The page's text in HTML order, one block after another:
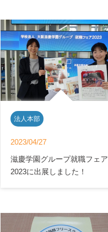
法人本部
2023/04/27
滋慶学園グループ就職フェア
2023に出展しました！